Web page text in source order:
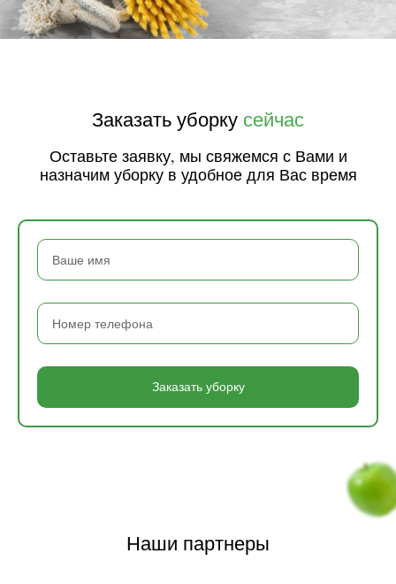
Заказать уборку сейчас
Оставьте заявку, мы свяжемся с Вами и
назначим уборку в удобное для Вас время
Заказать уборку
Наши партнеры